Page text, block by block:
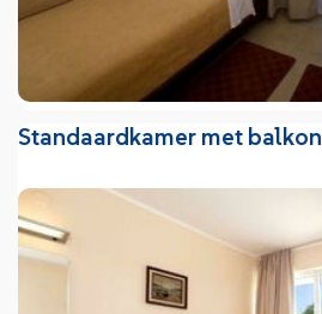
Standaardkamer met balkon